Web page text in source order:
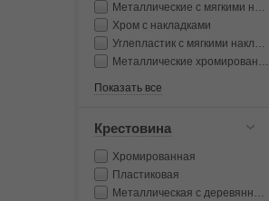
Металлические с мягкими накладками
Хром с накладками
Углепластик с мягкими накладками
Металлические хромированные с мягкими накладками
Показать все
Крестовина
Хромированная
Пластиковая
Металлическая с деревянными накладками